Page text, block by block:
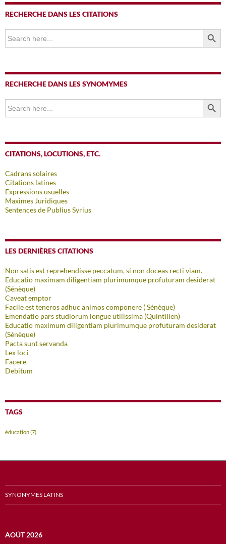
RECHERCHE DANS LES CITATIONS
Search
for:
SEARCH
RECHERCHE DANS LES SYNOMYMES
Search
for:
SEARCH
CITATIONS, LOCUTIONS, ETC.
Cadrans solaires
Citations latines
Expressions usuelles
Maximes Juridiques
Sentences de Publius Syrius
LES DERNIÈRES CITATIONS
Non satis est reprehendisse peccatum, si non doceas recti viam.
Educatio maximam diligentiam plurimumque profuturam desiderat
(Sénèque)
Caveat emptor
Facile est teneros adhuc animos componere ( Sénèque)
Emendatio pars studiorum longue utilissima (Quintilien)
Educatio maximum diligentiam plurimumque profuturam desiderat
(Sénèque)
Pacta sunt servanda
Lex loci
Facere
Debitum
TAGS
éducation(7)
SYNONYMES LATINS
AOÛT 2026